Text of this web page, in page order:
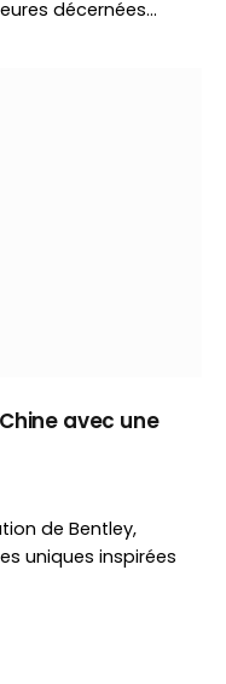
décernées…
avec une
de Bentley,
uniques inspirées